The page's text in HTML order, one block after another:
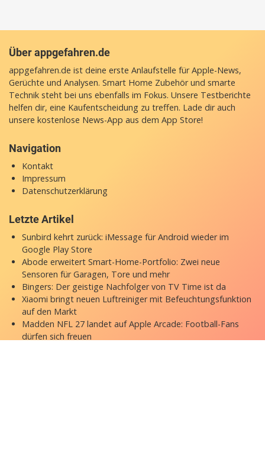
Über appgefahren.de
appgefahren.de ist deine erste Anlaufstelle für Apple-News,
Gerüchte und Analysen. Smart Home Zubehör und smarte
Technik steht bei uns ebenfalls im Fokus. Unsere Testberichte
helfen dir, eine Kaufentscheidung zu treffen. Lade dir auch
unsere kostenlose News-App aus dem App Store!
Navigation
Kontakt
Impressum
Datenschutzerklärung
Letzte Artikel
Sunbird kehrt zurück: iMessage für Android wieder im
Google Play Store
Abode erweitert Smart-Home-Portfolio: Zwei neue
Sensoren für Garagen, Tore und mehr
Bingers: Der geistige Nachfolger von TV Time ist da
Xiaomi bringt neuen Luftreiniger mit Befeuchtungsfunktion
auf den Markt
Madden NFL 27 landet auf Apple Arcade: Football-Fans
dürfen sich freuen